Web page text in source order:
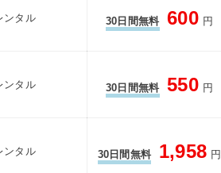
ンタル 30日間無料 600 円
ンタル 30日間無料 550 円
ンタル 30日間無料 1,958 円